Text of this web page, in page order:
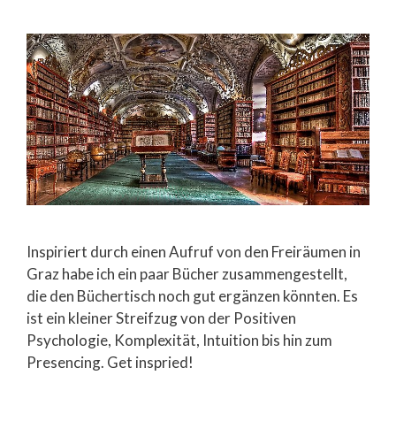
Inspiriert durch einen Aufruf von den Freiräumen in
Graz habe ich ein paar Bücher zusammengestellt,
die den Büchertisch noch gut ergänzen könnten. Es
ist ein kleiner Streifzug von der Positiven
Psychologie, Komplexität, Intuition bis hin zum
Presencing. Get inspried!